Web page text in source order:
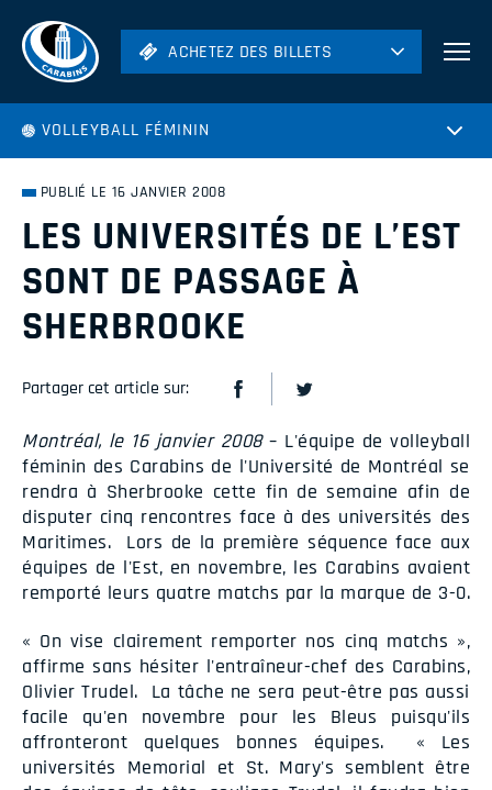
ACHETEZ DES BILLETS
Hockey
ACHETEZ DES BILLETS
VOLLEYBALL FÉMININ
PUBLIÉ LE 16 JANVIER 2008
LES UNIVERSITÉS DE L’EST
SONT DE PASSAGE À
SHERBROOKE
Partager cet article sur:
Montréal, le 16 janvier 2008– L'équipe de volleyball
féminin des Carabins de l'Université de Montréal se
rendra à Sherbrooke cette fin de semaine afin de
disputer cinq rencontres face à des universités des
Maritimes. Lors de la première séquence face aux
équipes de l'Est, en novembre, les Carabins avaient
remporté leurs quatre matchs par la marque de 3-0.
« On vise clairement remporter nos cinq matchs »,
affirme sans hésiter l'entraîneur-chef des Carabins,
Olivier Trudel. La tâche ne sera peut-être pas aussi
facile qu'en novembre pour les Bleus puisqu'ils
affronteront quelques bonnes équipes. « Les
universités Memorial et St. Mary's semblent être